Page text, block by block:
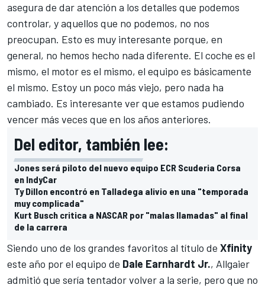
asegura de dar atención a los detalles que podemos
controlar, y aquellos que no podemos, no nos
preocupan. Esto es muy interesante porque, en
general, no hemos hecho nada diferente. El coche es el
mismo, el motor es el mismo, el equipo es básicamente
el mismo. Estoy un poco más viejo, pero nada ha
cambiado. Es interesante ver que estamos pudiendo
vencer más veces que en los años anteriores.
Del editor, también lee:
Jones será piloto del nuevo equipo ECR Scuderia Corsa
en IndyCar
Ty Dillon encontró en Talladega alivio en una "temporada
muy complicada"
Kurt Busch critica a NASCAR por "malas llamadas" al final
de la carrera
Siendo uno de los grandes favoritos al título de Xfinity
este año por el equipo de Dale Earnhardt Jr., Allgaier
admitió que sería tentador volver a la serie, pero que no